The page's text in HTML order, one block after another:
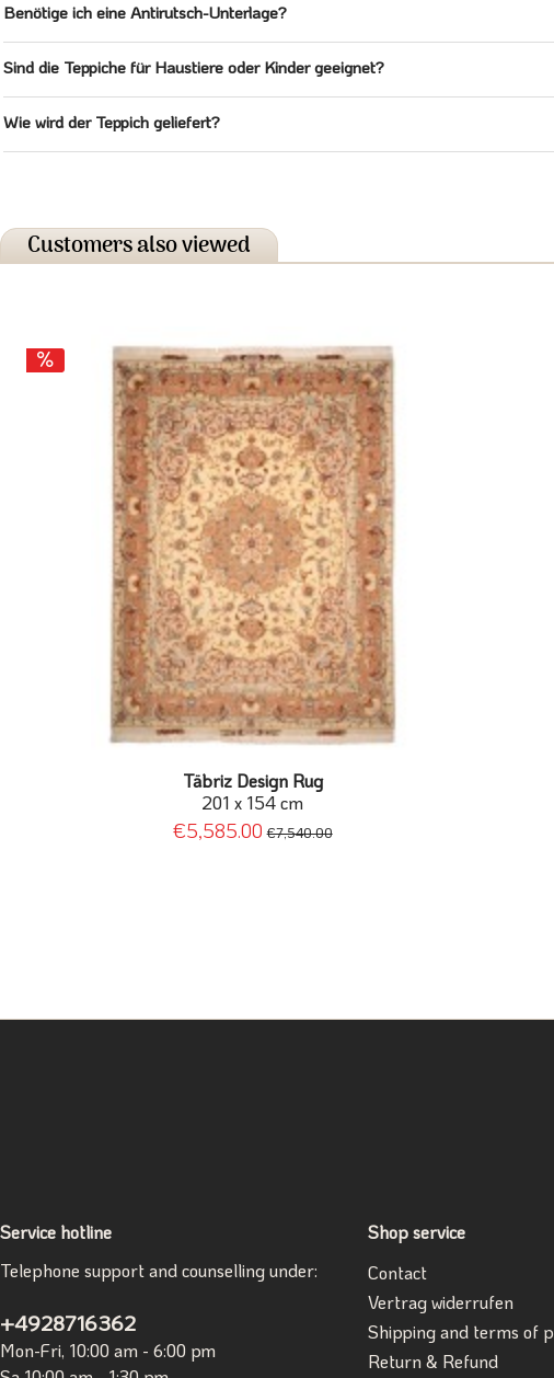
Benötige ich eine Antirutsch-Unterlage?
Sind die Teppiche für Haustiere oder Kinder geeignet?
Wie wird der Teppich geliefert?
Customers also viewed
Täbriz Design Rug
201 x 154 cm
€5,585.00 €7,540.00
Service hotline
Telephone support and counselling under:
+4928716362
Mon-Fri, 10:00 am - 6:00 pm
Shop service
Contact
Vertrag widerrufen
Shipping and terms of
Return & Refund